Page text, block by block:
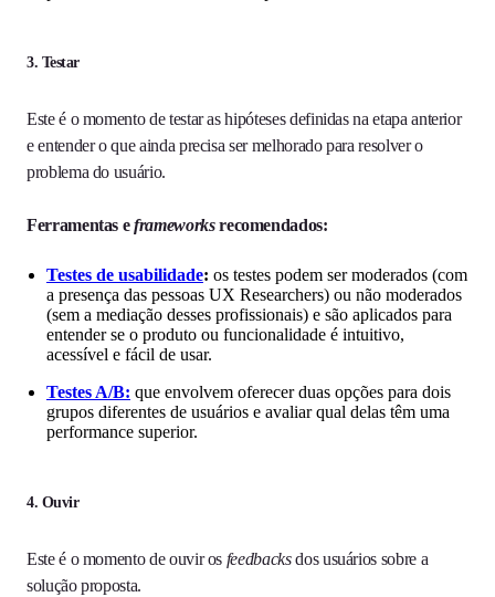
3. Testar
Este é o momento de testar as hipóteses definidas na etapa anterior
e entender o que ainda precisa ser melhorado para resolver o
problema do usuário.
Ferramentas eframeworksrecomendados:
Testes de usabilidade: os testes podem ser moderados (com
a presença das pessoas UX Researchers) ou não moderados
(sem a mediação desses profissionais) e são aplicados para
entender se o produto ou funcionalidade é intuitivo,
acessível e fácil de usar.
Testes A/B: que envolvem oferecer duas opções para dois
grupos diferentes de usuários e avaliar qual delas têm uma
performance superior.
4. Ouvir
Este é o momento de ouvir os feedbacksdos usuários sobre a
solução proposta.